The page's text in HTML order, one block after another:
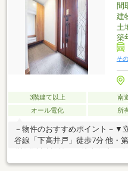
間
建
土
築
そ
3階建て以上 南
オール電化
所
－物件のおすすめポイント－▼
谷線「下高井戸」徒歩7分 他・
り ２DK+S×２・建物面積９７